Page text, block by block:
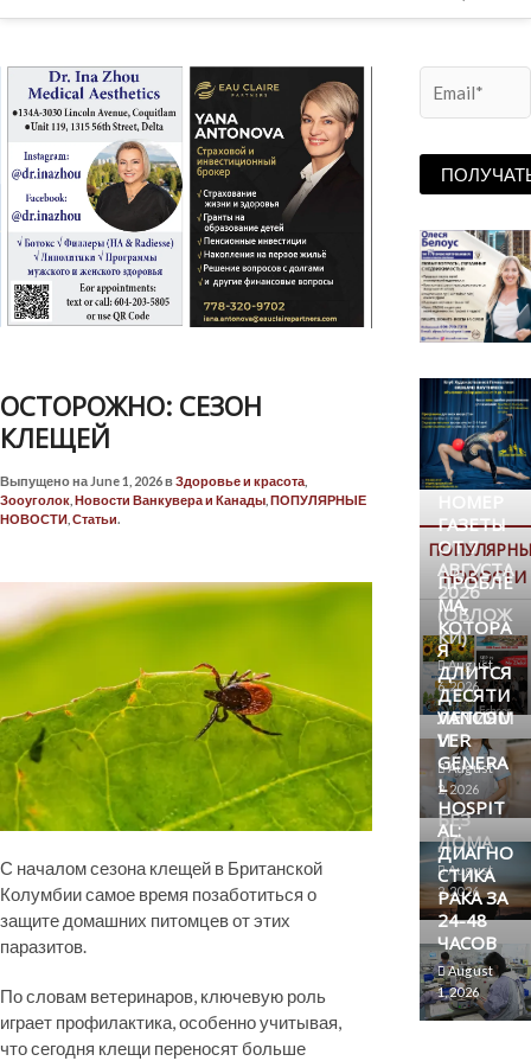
ОСТОРОЖНО: СЕЗОН
КЛЕЩЕЙ
Выпущено на June 1, 2026 вЗдоровье и красота
Зооуголок Новости Ванкувера и Канады ПОПУЛЯРНЫЕ
НОВОСТИ Статьи.
С началом сезона клещей в Британской
Колумбии самое время позаботиться о
защите домашних питомцев от этих
паразитов.
По словам ветеринаров, ключевую роль
играет профилактика, особенно учитывая,
что сегодня клещи переносят больше
НОВОСТИ
ГАЗЕТЫ
ОТ 7
АВГУСТА
2026
(ОБЛОЖ
КИ)
August
6, 2026
ПРОБЛЕ
МА,
КОТОРА
Я
ДЛИТСЯ
ДЕСЯТИ
ЛЕТИЯМ
И
August
2, 2026
БЕЗ
ДОМА
August
2, 2026
VANCOU
VER
GENERA
L
HOSPIT
AL:
ДИАГНО
СТИКА
РАКА ЗА
24-48
ЧАСОВ
August
1, 2026